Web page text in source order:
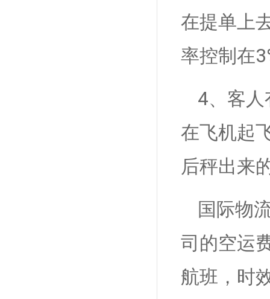
在提单上
率控制在
4、客
在飞机起
后秤出来
国际物
司的空运
航班，时